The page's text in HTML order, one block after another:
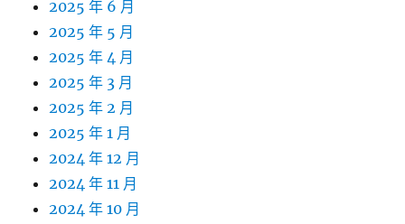
2025 年 6 月
2025 年 5 月
2025 年 4 月
2025 年 3 月
2025 年 2 月
2025 年 1 月
2024 年 12 月
2024 年 11 月
2024 年 10 月